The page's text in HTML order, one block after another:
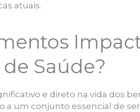
atuais.
Saúde?
e direto na vida dos
a um conjunto essencial de